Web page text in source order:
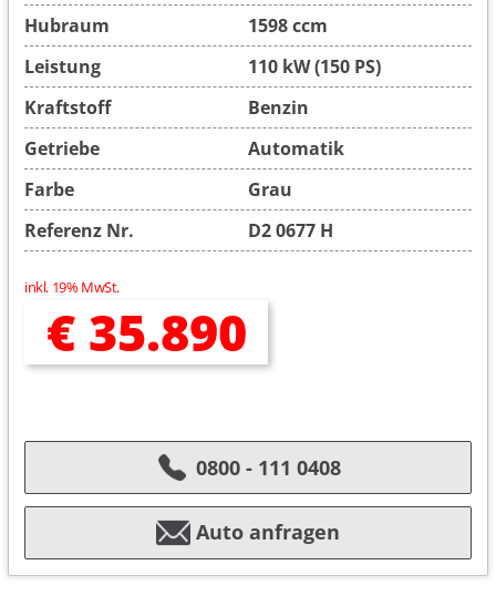
Hubraum
1598 ccm
Leistung
110 kW (150 PS)
Kraftstoff
Benzin
Getriebe
Automatik
Farbe
Grau
Referenz Nr.
D2 0677 H
inkl. 19% MwSt.
€ 35.890
0800 - 111 0408
Auto anfragen